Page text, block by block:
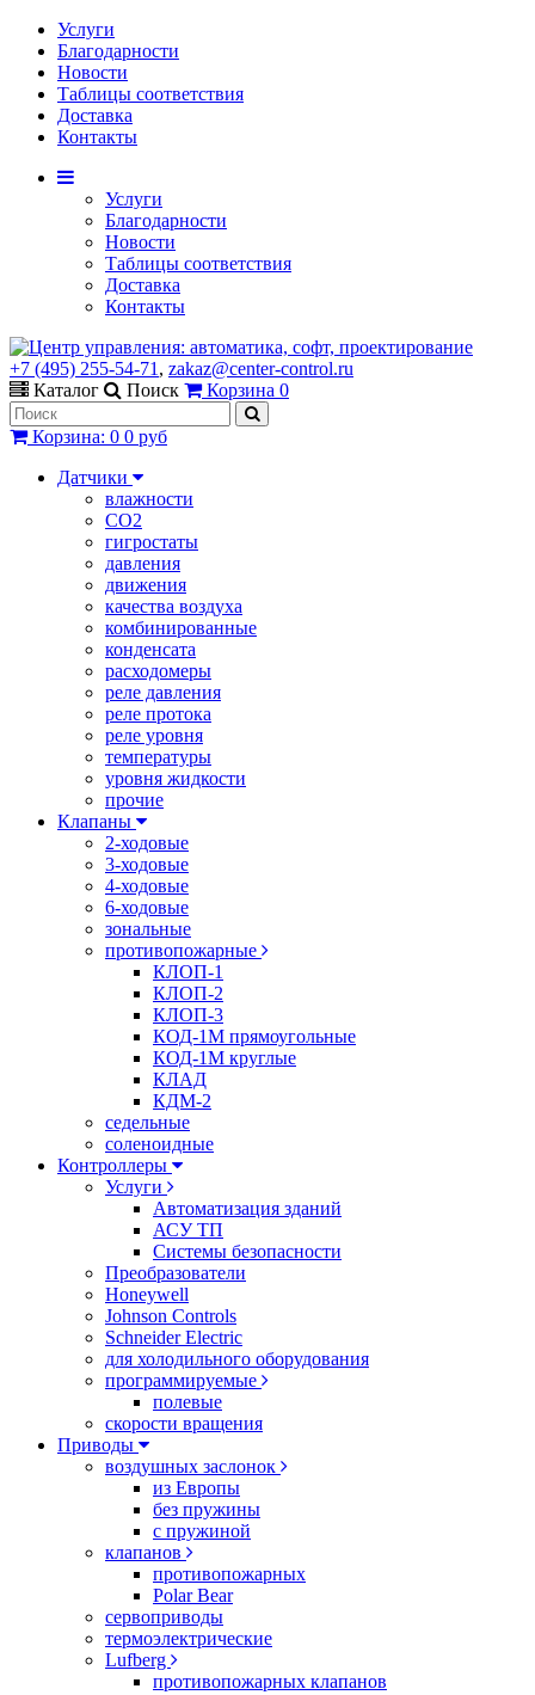
Услуги
Благодарности
Новости
Таблицы соответствия
Доставка
Контакты
Услуги
Благодарности
Новости
Таблицы соответствия
Доставка
Контакты
+7 (495) 255-54-71 , zakaz@center-control.ru
Каталог
Поиск Корзина 0
Корзина: 0 0 руб
Датчики
влажности
CO2
гигростаты
давления
движения
качества воздуха
комбинированные
конденсата
расходомеры
реле давления
реле протока
реле уровня
температуры
уровня жидкости
прочие
Клапаны
2-ходовые
3-ходовые
4-ходовые
6-ходовые
зональные
противопожарные
КЛОП-1
КЛОП-2
КЛОП-3
КОД-1М прямоугольные
КОД-1М круглые
КЛАД
КДМ-2
седельные
соленоидные
Контроллеры
Услуги
Автоматизация зданий
АСУ ТП
Системы безопасности
Преобразователи
Honeywell
Johnson Controls
Schneider Electric
для холодильного оборудования
программируемые
полевые
скорости вращения
Приводы
воздушных заслонок
из Европы
без пружины
с пружиной
клапанов
противопожарных
Polar Bear
сервоприводы
термоэлектрические
Lufberg
противопожарных клапанов